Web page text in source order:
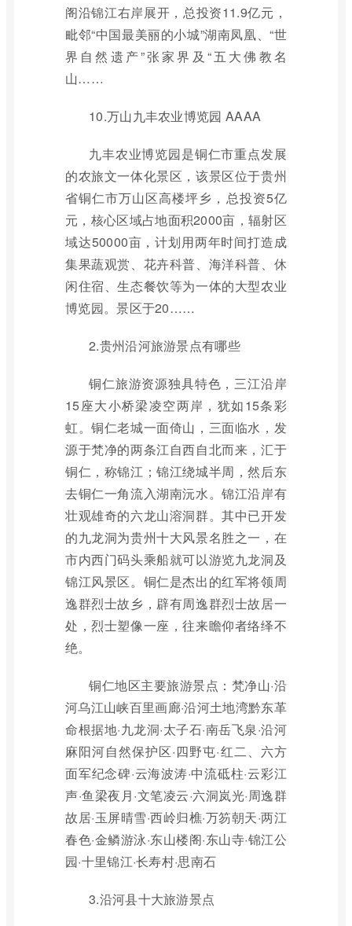
阁沿锦江右岸展开，总投资11.9亿元，
毗邻“中国最美丽的小城”湖南凤凰、“世
界自然遗产”张家界及“五大佛教名
山……
10.万山九丰农业博览园 AAAA
九丰农业博览园是铜仁市重点发展
的农旅文一体化景区，该景区位于贵州
省铜仁市万山区高楼坪乡，总投资5亿
元，核心区域占地面积2000亩，辐射区
域达50000亩，计划用两年时间打造成
集果蔬观赏、花卉科普、海洋科普、休
闲住宿、生态餐饮等为一体的大型农业
博览园。景区于20……
2.贵州沿河旅游景点有哪些
铜仁旅游资源独具特色，三江沿岸
15座大小桥梁凌空两岸，犹如15条彩
虹。铜仁老城一面倚山，三面临水，发
源于梵净的两条江自西自北而来，汇于
铜仁，称锦江；锦江绕城半周，然后东
去铜仁一角流入湖南沅水。锦江沿岸有
壮观雄奇的六龙山溶洞群。其中已开发
的九龙洞为贵州十大风景名胜之一，在
市内西门码头乘船就可以游览九龙洞及
锦江风景区。铜仁是杰出的红军将领周
逸群烈士故乡，辟有周逸群烈士故居一
处，烈士塑像一座，往来瞻仰者络绎不
绝。
铜仁地区主要旅游景点：梵净山·沿
河乌江山峡百里画廊·沿河土地湾黔东革
命根据地·九龙洞·太子石·南岳飞泉·沿河
麻阳河自然保护区·四野屯·红二、六方
面军纪念碑·云海波涛·中流砥柱·云彩江
声·鱼梁夜月·文笔凌云·六洞岚光·周逸群
故居·玉屏晴雪·西岭归樵·万笏朝天·两江
春色·金鳞游泳·东山楼阁·东山寺·锦江公
园·十里锦江·长寿村·思南石
3.沿河县十大旅游景点